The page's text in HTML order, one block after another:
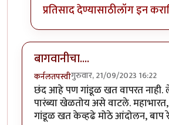
प्रतिसाद देण्यासाठीलॉग इन करा
बागवानीचा....
कर्नलतपस्वीगुरुवार, 21/09/2023 16:22
छंद आहे पण गांडूळ खत वापरत नाही.
पारंब्या खेळतोय असे वाटले. महाभारत,
गांडूळ खत केव्हढे मोठे आंदोलन, बाप